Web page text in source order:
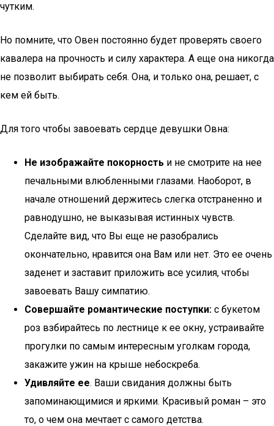
чутким.
Но помните, что Овен постоянно будет проверять своего
кавалера на прочность и силу характера. А еще она никогда
не позволит выбирать себя. Она, и только она, решает, с
кем ей быть.
Для того чтобы завоевать сердце девушки Овна:
Не изображайте покорность и не смотрите на нее
печальными влюбленными глазами. Наоборот, в
начале отношений держитесь слегка отстраненно и
равнодушно, не выказывая истинных чувств.
Сделайте вид, что Вы еще не разобрались
окончательно, нравится она Вам или нет. Это ее очень
заденет и заставит приложить все усилия, чтобы
завоевать Вашу симпатию.
Совершайте романтические поступки: с букетом
роз взбирайтесь по лестнице к ее окну, устраивайте
прогулки по самым интересным уголкам города,
закажите ужин на крыше небоскреба.
Удивляйте ее. Ваши свидания должны быть
запоминающимися и яркими. Красивый роман – это
то, о чем она мечтает с самого детства.